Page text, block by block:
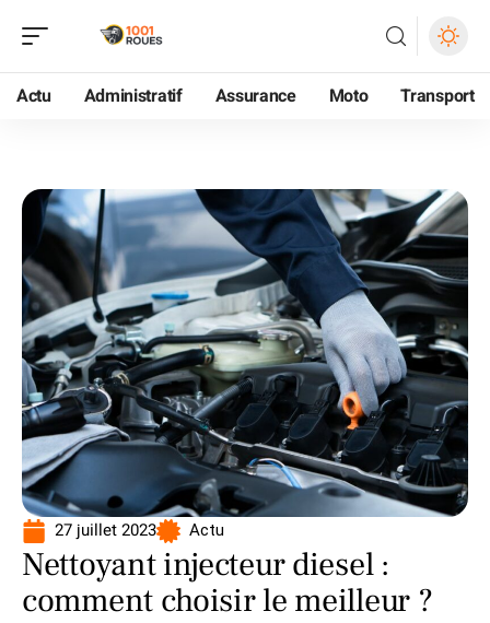
Actu Administratif Assurance Moto Transport
27 juillet 2023 Actu
Nettoyant injecteur diesel :
comment choisir le meilleur ?